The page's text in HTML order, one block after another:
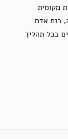
מקומית
כוח אדם
בכל תהליך